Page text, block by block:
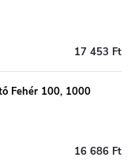
17 453 Ft
Fehér 100, 1000
16 686 Ft